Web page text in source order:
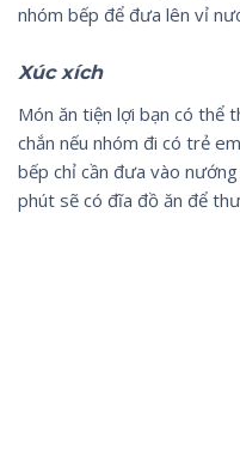
nhóm bếp để đưa lên vỉ
Xúc xích
Món ăn tiện lợi bạn có thể
chắn nếu nhóm đi có trẻ
bếp chỉ cần đưa vào
phút sẽ có đĩa đồ ăn để